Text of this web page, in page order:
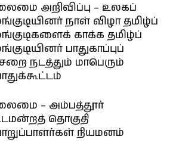
அறிவிப்பு – உலகப்
நாள் விழா தமிழ்ப்
காக்க தமிழ்ப்
பாதுகாப்புப்
நடத்தும் மாபெரும்
– அம்பத்தூர்
தொகுதி
நியமனம்